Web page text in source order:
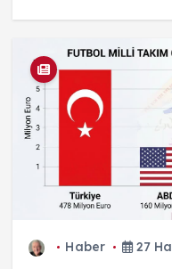
Haber 27